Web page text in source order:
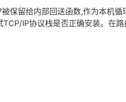
保留给内部回送函数,作为本机循
IP协议栈是否正确安装。在